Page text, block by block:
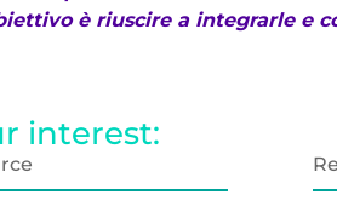
è riuscire a integrarle e
interest: